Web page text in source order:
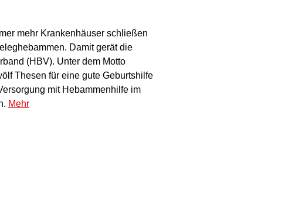
mehr Krankenhäuser schließen
Damit gerät die
(HBV). Unter dem Motto
Thesen für eine gute Geburtshilfe
mit Hebammenhilfe im
Mehr